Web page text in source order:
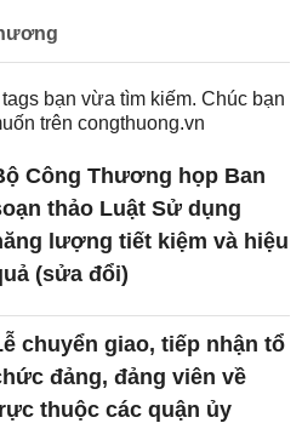
bạn vừa tìm kiếm. Chúc bạn
trên congthuong.vn
Công Thương họp Ban
thảo Luật Sử dụng
lượng tiết kiệm và hiệu
(sửa đổi)
chuyển giao, tiếp nhận tổ
đảng, đảng viên về
thuộc các quận ủy